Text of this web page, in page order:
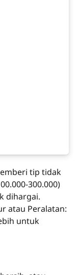
tip tidak
300.000)
dihargai.
atau Peralatan:
untuk